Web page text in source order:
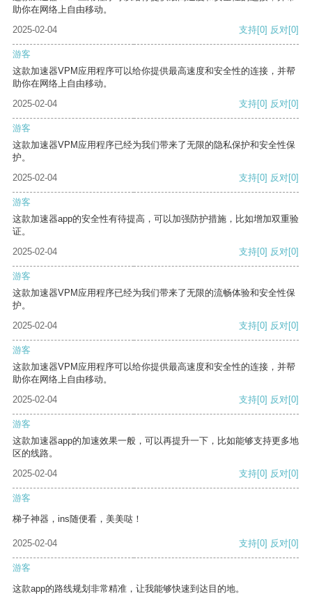
助你在网络上自由移动。
2025-02-04
支持[0] 反对[0]
游客
这款加速器VPM应用程序可以给你提供最高速度和安全性的连接，并帮
助你在网络上自由移动。
2025-02-04
支持[0] 反对[0]
游客
这款加速器VPM应用程序已经为我们带来了无限的隐私保护和安全性保
护。
2025-02-04
支持[0] 反对[0]
游客
这款加速器app的安全性有待提高，可以加强防护措施，比如增加双重验
证。
2025-02-04
支持[0] 反对[0]
游客
这款加速器VPM应用程序已经为我们带来了无限的流畅体验和安全性保
护。
2025-02-04
支持[0] 反对[0]
游客
这款加速器VPM应用程序可以给你提供最高速度和安全性的连接，并帮
助你在网络上自由移动。
2025-02-04
支持[0] 反对[0]
游客
这款加速器app的加速效果一般，可以再提升一下，比如能够支持更多地
区的线路。
2025-02-04
支持[0] 反对[0]
游客
梯子神器，ins随便看，美美哒！
2025-02-04 支持[0] 反对[0]
游客
这款app的路线规划非常精准，让我能够快速到达目的地。